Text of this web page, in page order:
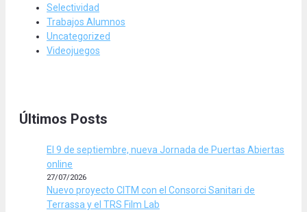
Selectividad
Trabajos Alumnos
Uncategorized
Videojuegos
Últimos Posts
El 9 de septiembre, nueva Jornada de Puertas Abiertas
online
27/07/2026
Nuevo proyecto CITM con el Consorci Sanitari de
Terrassa y el TRS Film Lab